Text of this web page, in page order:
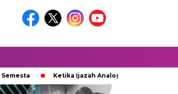
Ketika Ijazah Analog Diperdebatkan di Dunia